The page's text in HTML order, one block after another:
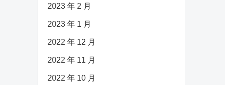
2023 年 2 月
2023 年 1 月
2022 年 12 月
2022 年 11 月
2022 年 10 月